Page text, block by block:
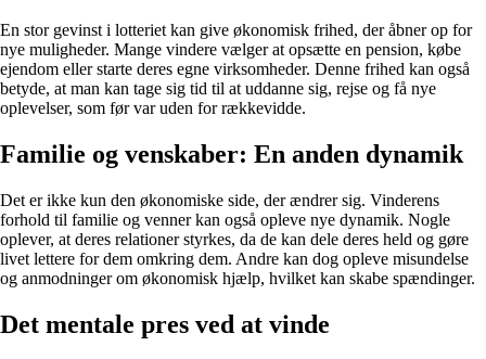
En stor gevinst i lotteriet kan give økonomisk frihed, der åbner op for
nye muligheder. Mange vindere vælger at opsætte en pension, købe
ejendom eller starte deres egne virksomheder. Denne frihed kan også
betyde, at man kan tage sig tid til at uddanne sig, rejse og få nye
oplevelser, som før var uden for rækkevidde.
Familie og venskaber: En anden dynamik
Det er ikke kun den økonomiske side, der ændrer sig. Vinderens
forhold til familie og venner kan også opleve nye dynamik. Nogle
oplever, at deres relationer styrkes, da de kan dele deres held og gøre
livet lettere for dem omkring dem. Andre kan dog opleve misundelse
og anmodninger om økonomisk hjælp, hvilket kan skabe spændinger.
Det mentale pres ved at vinde